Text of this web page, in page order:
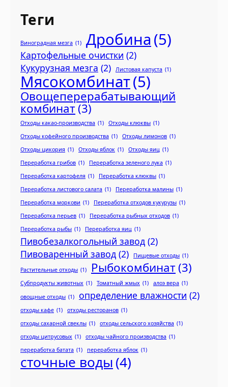
Теги
Виноградная мезга (1) Дробина (5)
Картофельные очистки (2)
Кукурузная мезга (2) Листовая капуста (1)
Мясокомбинат(5)
Овощеперерабатывающий
комбинат(3)
Отходы какао-производства (1) Отходы клюквы (1)
Отходы кофейного производства (1) Отходы лимонов (1)
Отходы цикория (1) Отходы яблок (1) Отходы яиц (1)
Переработка грибов (1) Переработка зеленого лука (1)
Переработка картофеля (1) Переработка клюквы (1)
Переработка листового салата (1) Переработка малины (1)
Переработка моркови (1) Переработка отходов кукурузы (1)
Переработка перьев (1) Переработка рыбных отходов (1)
Переработка рыбы (1) Переработка яиц (1)
Пивобезалкогольный завод (2)
Пивоваренный завод (2) Пищевые отходы (1)
Растительные отходы (1) Рыбокомбинат(3)
Субпродукты животных (1) Томатный жмых (1) алоэ вера (1)
овощные отходы (1) определение влажности (2)
отходы кафе (1) отходы ресторанов (1)
отходы сахарной свеклы (1) отходы сельского хозяйства (1)
отходы цитрусовых (1) отходы чайного производства (1)
переработка батата (1) переработка яблок (1)
сточные воды(4)